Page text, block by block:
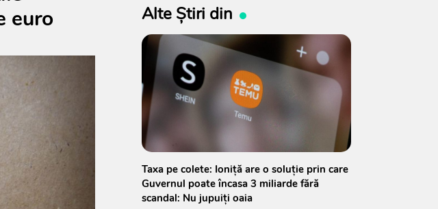
euro
Alte Știri din
Taxa pe colete: Ioniță are o soluție prin care
Guvernul poate încasa 3 miliarde fără
scandal: Nu jupuiți oaia